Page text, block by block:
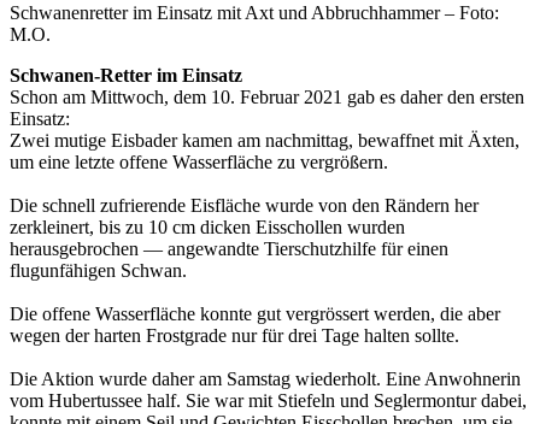
Schwanenretter im Einsatz mit Axt und Abbruchhammer – Foto:
M.O.
Schwanen-Retter im Einsatz
Schon am Mittwoch, dem 10. Februar 2021 gab es daher den ersten
Einsatz:
Zwei mutige Eisbader kamen am nachmittag, bewaffnet mit Äxten,
um eine letzte offene Wasserfläche zu vergrößern.
Die schnell zufrierende Eisfläche wurde von den Rändern her
zerkleinert, bis zu 10 cm dicken Eisschollen wurden
herausgebrochen — angewandte Tierschutzhilfe für einen
flugunfähigen Schwan.
Die offene Wasserfläche konnte gut vergrössert werden, die aber
wegen der harten Frostgrade nur für drei Tage halten sollte.
Die Aktion wurde daher am Samstag wiederholt. Eine Anwohnerin
vom Hubertussee half. Sie war mit Stiefeln und Seglermontur dabei,